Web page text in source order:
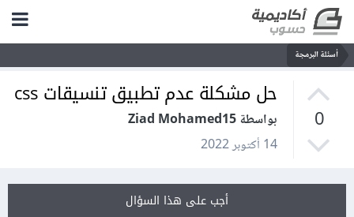
أسئلة البرمجة
0
حل مشكلة عدم تطبيق تنسيقات css
بواسطة Ziad Mohamed15
14 أكتوبر 2022
أجب على هذا السؤال